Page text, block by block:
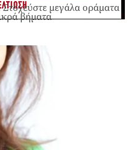
μεγάλα οράματα
βήματα